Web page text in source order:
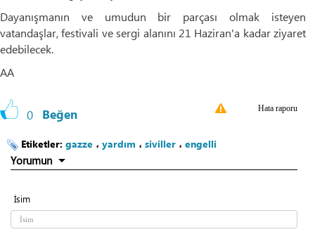
Dayanışmanın ve umudun bir parçası olmak isteyen
vatandaşlar, festivali ve sergi alanını 21 Haziran'a kadar ziyaret
edebilecek.
AA
0 Beğen Hata raporu
Etiketler: gazze ، yardım ، siviller ، engelli
Yorumun
İsim